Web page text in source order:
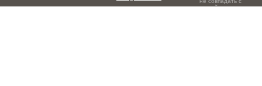
точкой зрения